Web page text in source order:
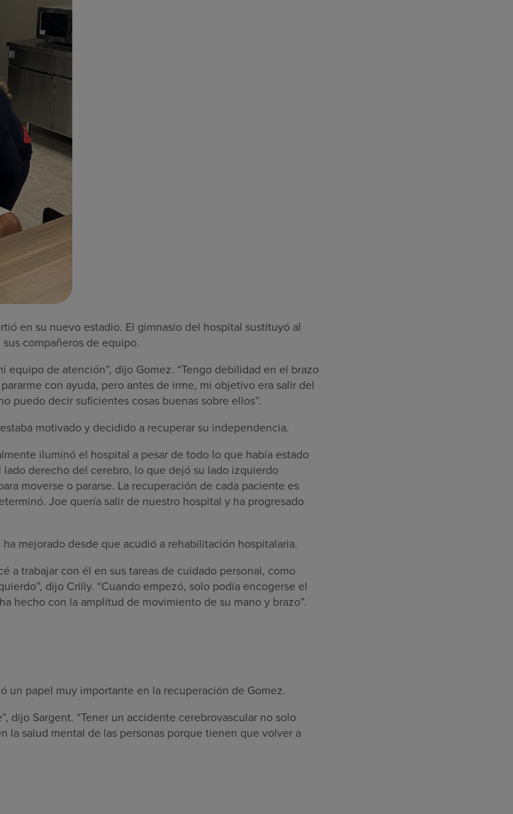
en su nuevo estadio. El gimnasio del hospital sustituyó al
compañeros de equipo.
equipo de atención”, dijo Gomez. “Tengo debilidad en el brazo
con ayuda, pero antes de irme, mi objetivo era salir del
puedo decir suficientes cosas buenas sobre ellos”.
motivado y decidido a recuperar su independencia.
iluminó el hospital a pesar de todo lo que había estado
derecho del cerebro, lo que dejó su lado izquierdo
moverse o pararse. La recuperación de cada paciente es
Joe quería salir de nuestro hospital y ha progresado
mejorado desde que acudió a rehabilitación hospitalaria.
a trabajar con él en sus tareas de cuidado personal, como
dijo Crilly. “Cuando empezó, solo podía encogerse el
hecho con la amplitud de movimiento de su mano y brazo”.
un papel muy importante en la recuperación de Gomez.
dijo Sargent. “Tener un accidente cerebrovascular no solo
la salud mental de las personas porque tienen que volver a